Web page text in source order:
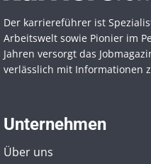
Der karriereführer ist
Arbeitswelt sowie Pionier im
Jahren versorgt das
verlässlich mit Informationen
Unternehmen
Über uns